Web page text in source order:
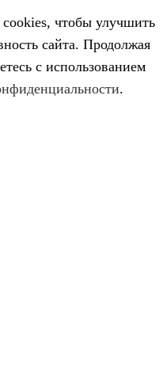
21 22
28 29
30
чтобы улучшить
сайта. Продолжая
с использованием
.